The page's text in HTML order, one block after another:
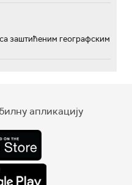
заштићеним географским
апликацију